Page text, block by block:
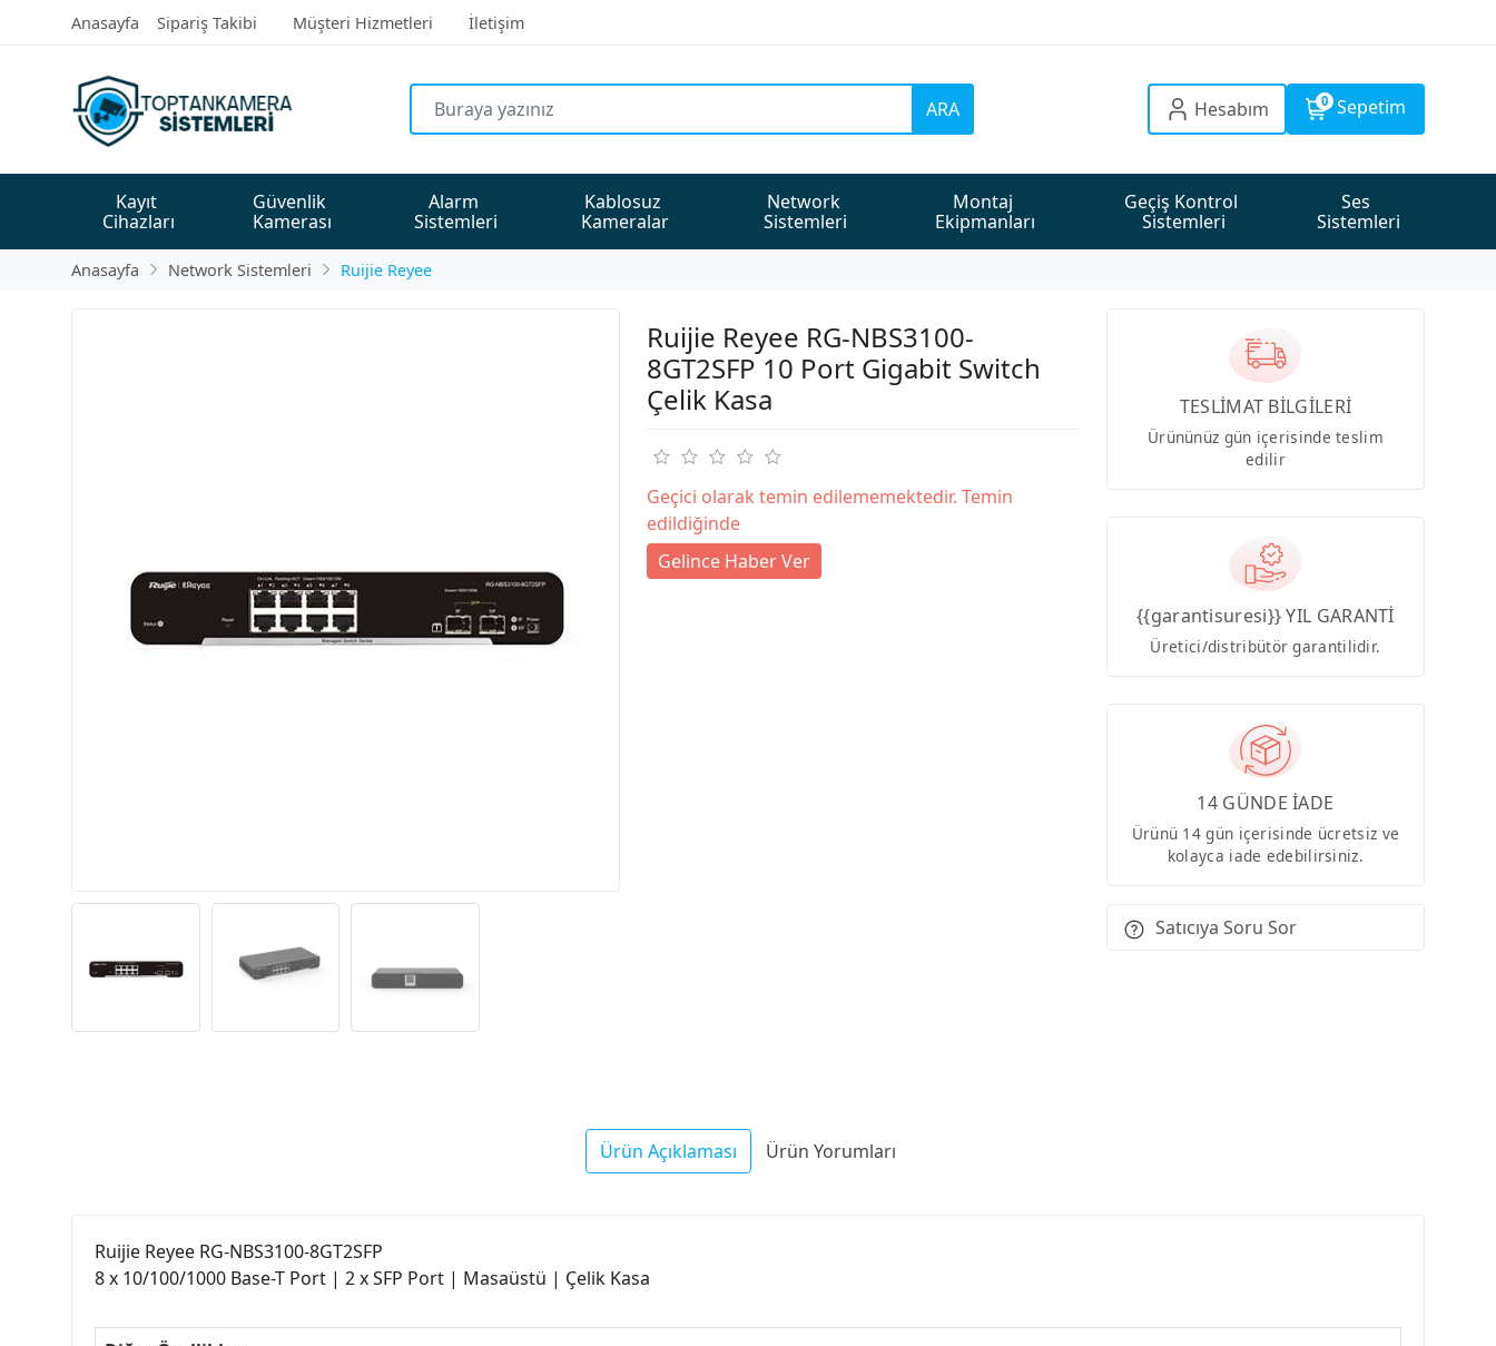
Anasayfa Sipariş Takibi Müşteri Hizmetleri İletişim
ARA Hesabım 0 Sepetim
Kayıt
Cihazları
Güvenlik
Kamerası
Alarm
Sistemleri
Kablosuz
Kameralar
Network
Sistemleri
Montaj
Ekipmanları
Geçiş Kontrol
Sistemleri
Ses
Sistemleri
Anasayfa Network Sistemleri Ruijie Reyee
Ruijie Reyee RG-NBS3100-
8GT2SFP 10 Port Gigabit Switch
Çelik Kasa
Geçici olarak temin edilememektedir. Temin
edildiğinde
Gelince Haber Ver
TESLİMAT BİLGİLERİ
Ürününüz gün içerisinde teslim
edilir
{{garantisuresi}} YIL GARANTİ
Üretici/distribütör garantilidir.
14 GÜNDE İADE
Ürünü 14 gün içerisinde ücretsiz ve
kolayca iade edebilirsiniz.
Satıcıya Soru Sor
Ürün Açıklaması Ürün Yorumları
Ruijie Reyee RG-NBS3100-8GT2SFP
8 x 10/100/1000 Base-T Port | 2 x SFP Port | Masaüstü | Çelik Kasa